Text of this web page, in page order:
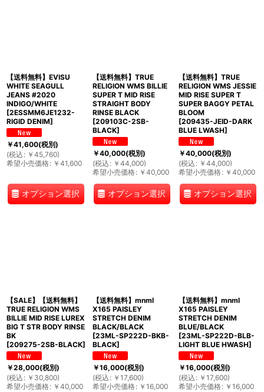
【送料無料】EVISU
WHITE SEAGULL
JEANS #2020
INDIGO/WHITE
[2ESSMM6JE1232-
RIGID DENIM]
￥41,600(税別)
(税込 : ￥ 45,760)
希望小売価格: ￥ 41,600
オプション選択
【送料無料】TRUE
RELIGION WMS BILLIE
SUPER T MID RISE
STRAIGHT BODY
RINSE BLACK
[209103C-2SB-
BLACK]
￥40,000(税別)
(税込 : ￥ 44,000)
希望小売価格: ￥ 40,000
オプション選択
【送料無料】TRUE
RELIGION WMS JESSIE
MID RISE SUPER T
SUPER BAGGY PETAL
BLOOM
[209435-JEID-DARK
BLUE LWASH]
￥40,000(税別)
(税込 : ￥ 44,000)
希望小売価格: ￥ 40,000
オプション選択
【SALE】【送料無料】
TRUE RELIGION WMS
BILLIE MID RISE LUREX
BIG T STR BODY RINSE
BK
[209275-2SB-BLACK]
￥28,000(税別)
(税込 : ￥ 30,800)
希望小売価格: ￥ 40,000
【送料無料】mnml
X165 PAISLEY
STRETCH DENIM
BLACK/BLACK
[23ML-SP222D-BKB-
BLACK]
￥16,000(税別)
(税込 : ￥ 17,600)
希望小売価格: ￥ 16,000
【送料無料】mnml
X165 PAISLEY
STRETCH DENIM
BLUE/BLACK
[23ML-SP222D-BLB-
LIGHT BLUE HWASH]
￥16,000(税別)
(税込 : ￥ 17,600)
希望小売価格: ￥ 16,000